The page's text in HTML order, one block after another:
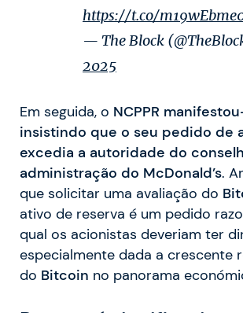
https://t.co/
— The Block
2025
Em seguida, o NCPPR
insistindo que o seu pedido de
excedia a autoridade do
administração do McDonald’s.
que solicitar uma avaliação do
ativo de reserva é um pedido
qual os acionistas deveriam ter
especialmente dada a crescente
do Bitcoin no panorama